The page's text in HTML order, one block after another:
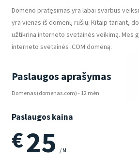
Domeno pratęsimas yra labai svarbus
yra vienas iš domenų rušių. Kitaip tariant,
užtikrina interneto svetainės veikimą. Mes
interneto svetainės .COM domeną.
Paslaugos aprašymas
Domenas (domenas.com) - 12 mėn.
Paslaugos kaina
€25 / M.